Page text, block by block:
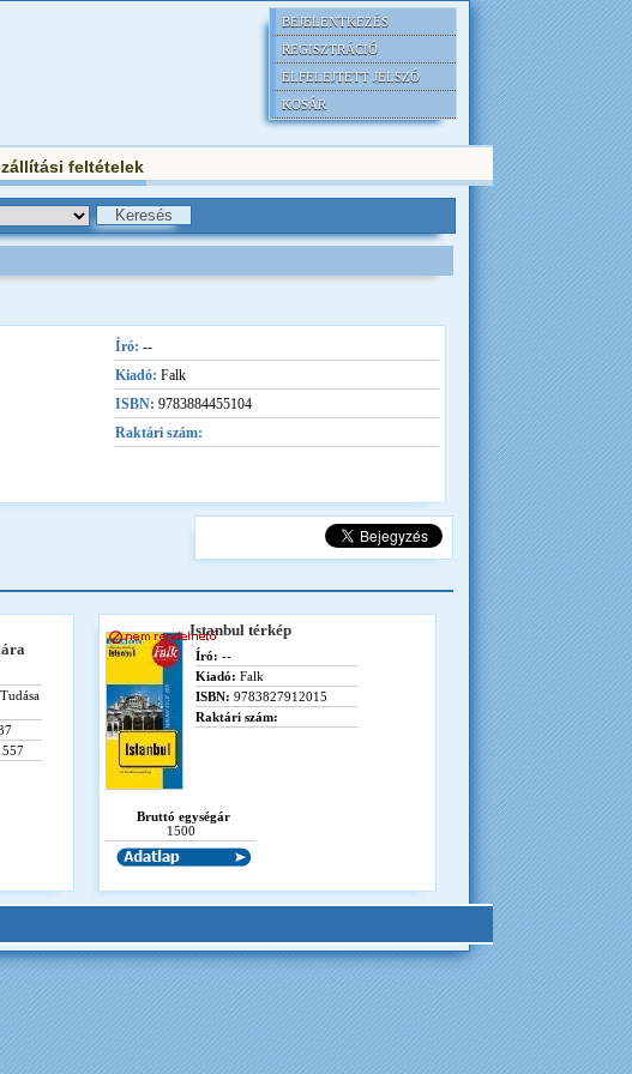
BEJELENTKEZÉS
REGISZTRÁCIÓ
ELFELEJTETT JELSZÓ
KOSÁR
feltételek
Író: --
Kiadó: Falk
ISBN: 9783884455104
Raktári szám:
Istanbul térkép
Író: --
Kiadó: Falk
ISBN: 9783827912015
Raktári szám:
Bruttó egységár
1500